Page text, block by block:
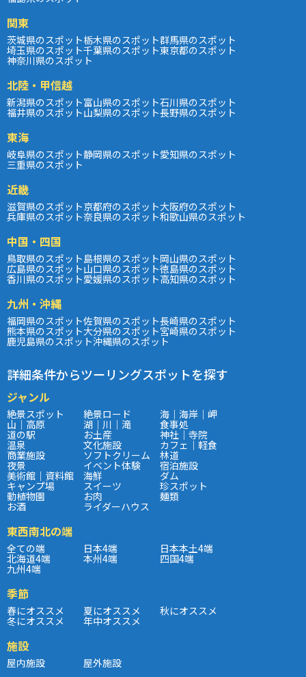
関東
茨城県のスポット栃木県のスポット群馬県のスポット
埼玉県のスポット千葉県のスポット東京都のスポット
神奈川県のスポット
北陸・甲信越
新潟県のスポット富山県のスポット石川県のスポット
福井県のスポット山梨県のスポット長野県のスポット
東海
岐阜県のスポット静岡県のスポット愛知県のスポット
三重県のスポット
近畿
滋賀県のスポット京都府のスポット大阪府のスポット
兵庫県のスポット奈良県のスポット和歌山県のスポット
中国・四国
鳥取県のスポット島根県のスポット岡山県のスポット
広島県のスポット山口県のスポット徳島県のスポット
香川県のスポット愛媛県のスポット高知県のスポット
九州・沖縄
福岡県のスポット佐賀県のスポット長崎県のスポット
熊本県のスポット大分県のスポット宮崎県のスポット
鹿児島県のスポット沖縄県のスポット
詳細条件からツーリングスポットを探す
ジャンル
絶景スポット 絶景ロード 海｜海岸｜岬
山｜高原 湖｜川｜滝 食事処
道の駅 お土産 神社｜寺院
温泉 文化施設 カフェ｜軽食
商業施設 ソフトクリーム 林道
夜景 イベント体験 宿泊施設
美術館｜資料館 海鮮 ダム
キャンプ場 スイーツ 珍スポット
動植物園 お肉 麺類
お酒 ライダーハウス
東西南北の端
全ての端 日本4端 日本本土4端
北海道4端 本州4端 四国4端
九州4端
季節
春にオススメ 夏にオススメ 秋にオススメ
冬にオススメ 年中オススメ
施設
屋内施設 屋外施設